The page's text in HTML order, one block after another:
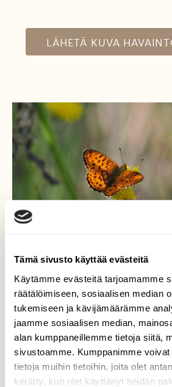
Tämä sivusto käyttää evästeitä
Käytämme evästeitä tarjoamamme
räätälöimiseen, sosiaalisen median
tukemiseen ja kävijämäärämme
jaamme sosiaalisen median,
alan kumppaneillemme tietoja siitä,
sivustoamme. Kumppanimme
tietoja muihin tietoihin, joita olet
kerätty, kun olet käyttänyt heidän
LÄHETÄ KUVA
Suvi
Suvi
Valokuvaaja: Kaarlo Asikainen,